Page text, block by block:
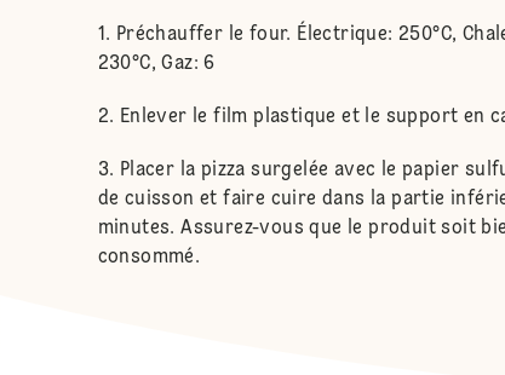
Préchauffer le four. Électrique: 250°C,
230°C, Gaz: 6
Enlever le film plastique et le support en
Placer la pizza surgelée avec le papier
de cuisson et faire cuire dans la partie
minutes. Assurez-vous que le produit soit
consommé.